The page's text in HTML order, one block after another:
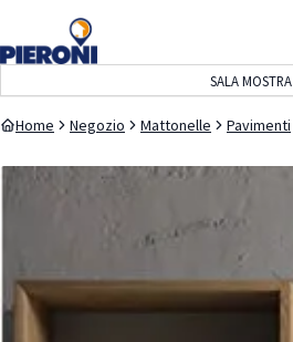
navigazione
contenuto
SALA MOSTRA
Home Negozio Mattonelle Pavimenti